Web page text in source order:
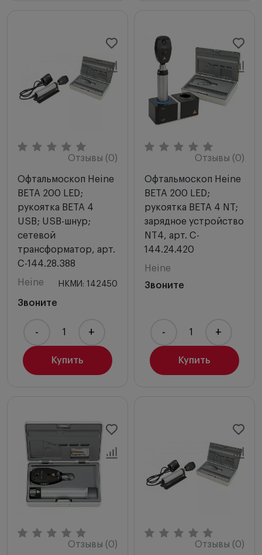
Отзывы (0)
Офтальмоскоп Heine
BETA 200 LED;
рукоятка BETA 4
USB; USB-шнур;
сетевой
трансформатор, арт.
C-144.28.388
Heine
НКМИ: 142450
Звоните
Купить
- +
Отзывы (0)
Офтальмоскоп Heine
BETA 200 LED;
рукоятка BETA 4 NT;
зарядное устройство
NT4, арт. C-
144.24.420
Heine
Звоните
Купить
- +
Отзывы (0) Отзывы (0)